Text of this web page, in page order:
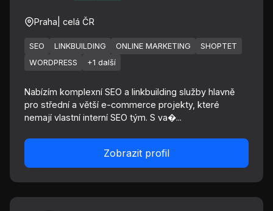
Praha | celá ČR
SEO LINKBUILDING ONLINE MARKETING
SHOPTET
WORDPRESS
+1 další
Nabízím komplexní SEO a linkbuilding služby hlavně
pro střední a větší e-commerce projekty, které
nemají vlastní interní SEO tým. S va�...
Zobrazit profil